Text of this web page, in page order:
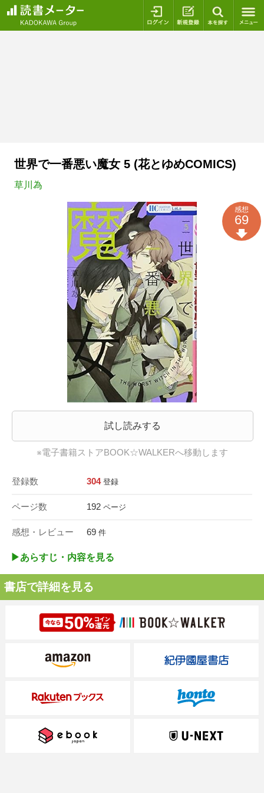
ログイン 新規登録
世界で一番悪い魔女 5 (花とゆめCOMICS)
草川為
試し読みする
※電子書籍ストアBOOK☆WALKERへ移動します
登録数 304 登録
ページ数 192 ページ
感想・レビュー 69 件
感想
69
▶︎あらすじ・内容を見る
書店で詳細を見る